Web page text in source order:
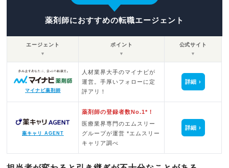
薬剤師におすすめの転職エージェント
エージェント
▼
ポイント
▼
公式サイト
▼
マイナビ薬剤師
人材業界大手のマイナビが
運営。手厚いフォローに定
評アリ！
詳細
薬キャリ AGENT
薬剤師の登録者数No.1*！
医療業界専門のエムスリー
グループが運営 *エムスリー
キャリア調べ
詳細